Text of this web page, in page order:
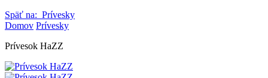
Späť na: Prívesky
Domov Prívesky
Prívesok HaZZ